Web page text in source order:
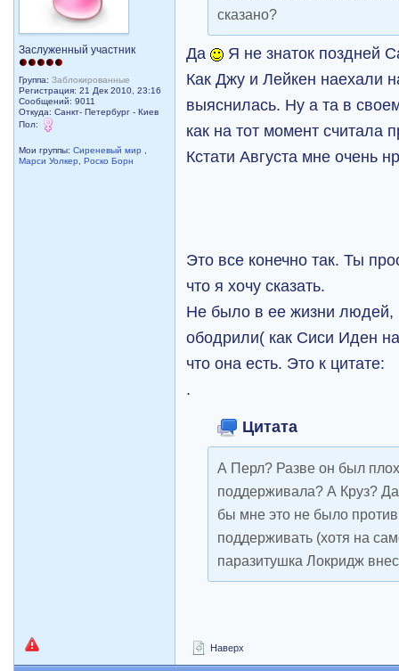
Заслуженный участник
Группа:Заблокированные
Регистрация: 21 Дек 2010, 23:16
Сообщений: 9011
Откуда: Санкт- Петербург - Киев
Пол:
Мои группы:Сиреневый мир
Марси Уолкер
,Роско Борн
сказано?
Да
Я не знаток поздней
Как Джу и Лейкен наехали
выяснилась. Ну а та в
как на тот момент считала
Кстати Августа мне очень
Это все конечно так. Ты
что я хочу сказать.
Не было в ее жизни людей,
ободрили( как Сиси Иден
что она есть. Это к цитате:
.
Цитата
А Перл? Разве он был
поддерживала? А Круз?
бы мне это не было
поддерживать (хотя на
паразитушка Локридж
Наверх